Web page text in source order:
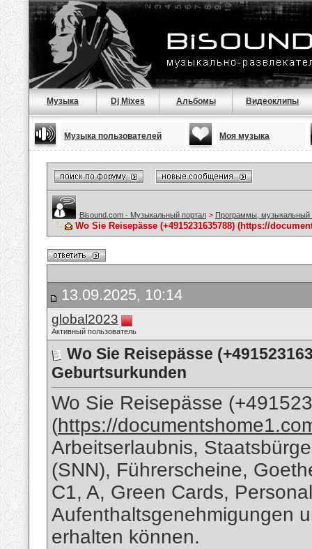
Музыка Dj Mixes Альбомы Видеоклипы
Музыка пользователей Моя музыка
Bisound.com - Музыкальный портал > Программы, музыкальный
Wo Sie Reisepässe (+4915231635788) (https://
13.09.2025, 10:14
global2023
Активный пользователь
Wo Sie Reisepässe
Geburtsurkunden
Wo Sie Reisepässe
(https://
Arbeitserlaubnis,
(SNN), Führerscheine,
C1, A, Green Cards,
Aufenthaltsgenehmigungen
erhalten können.